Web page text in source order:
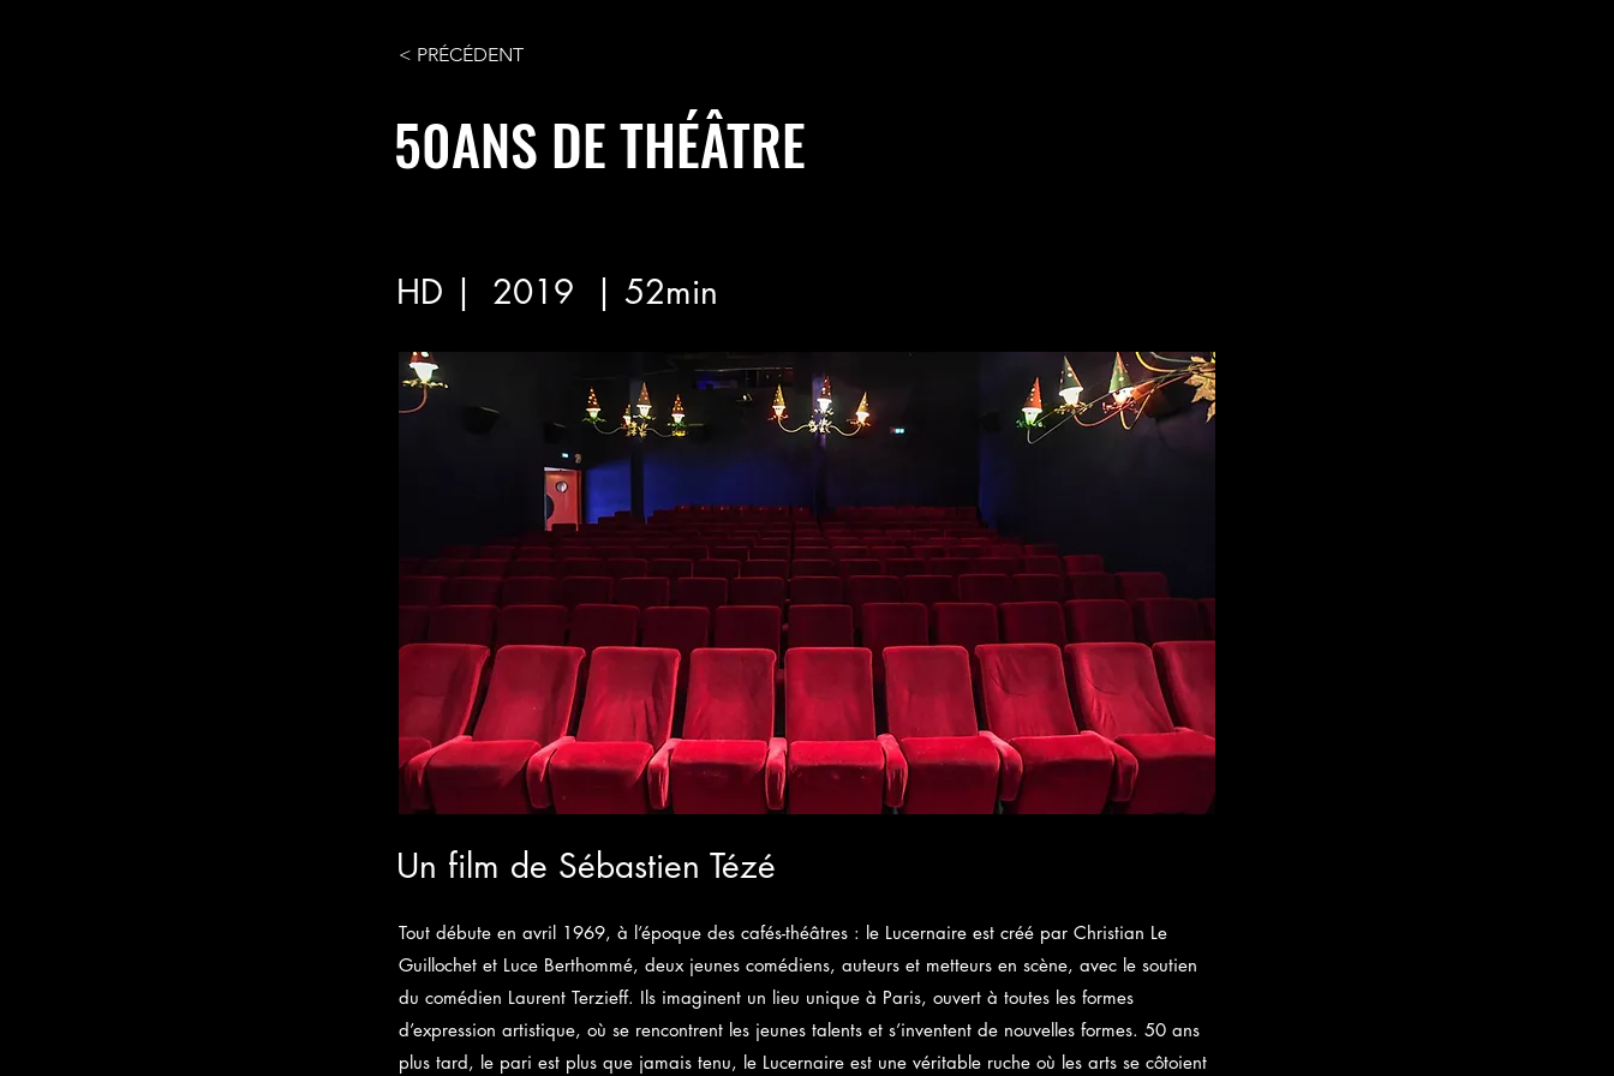
< PRÉCÉDENT
50ANS DE THÉÂTRE
HD | 2019 | 52min
Un film de Sébastien Tézé
Tout débute en avril 1969, à l’époque des cafés-théâtres : le Lucernaire est créé par Christian Le
Guillochet et Luce Berthommé, deux jeunes comédiens, auteurs et metteurs en scène, avec le soutien
du comédien Laurent Terzieff. Ils imaginent un lieu unique à Paris, ouvert à toutes les formes
d’expression artistique, où se rencontrent les jeunes talents et s’inventent de nouvelles formes. 50 ans
plus tard, le pari est plus que jamais tenu, le Lucernaire est une véritable ruche où les arts se côtoient